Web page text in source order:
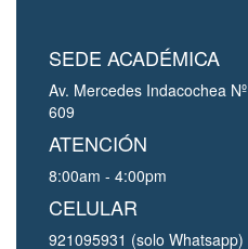
SEDE ACADÉMICA
Av. Mercedes Indacochea Nº
609
ATENCIÓN
8:00am - 4:00pm
CELULAR
921095931 (solo Whatsapp)